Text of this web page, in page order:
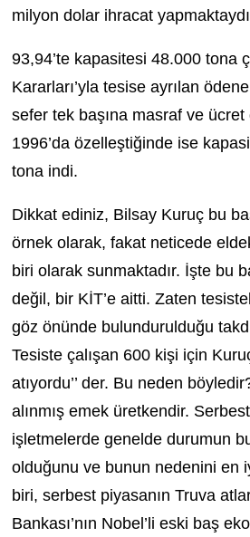
milyon dolar ihracat
93,94’te kapasitesi 48.000 tona
Kararları’yla tesise ayrılan
sefer tek başına masraf ve ücret
1996’da özelleştiğinde ise
tona indi.
Dikkat ediniz, Bilsay Kuruç bu
örnek olarak, fakat neticede
biri olarak sunmaktadır. İşte bu
değil, bir KİT’e aitti. Zaten
göz önünde bulundurulduğu
Tesiste çalışan 600 kişi için
atıyordu’’ der. Bu neden
alınmış emek üretkendir.
işletmelerde genelde durumun
olduğunu ve bunun nedenini en
biri, serbest piyasanın Truva
Bankası’nın Nobel’li eski baş